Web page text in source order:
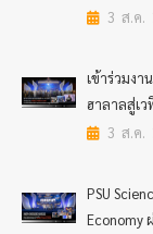
3 ส.ค.
เข้าร่วมงา
ฮาลาลสู่เ
3 ส.ค.
PSU
Economy